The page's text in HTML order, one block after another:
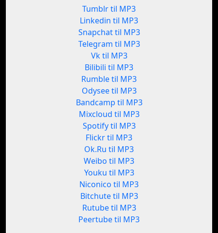
Tumblr til MP3
Linkedin til MP3
Snapchat til MP3
Telegram til MP3
Vk til MP3
Bilibili til MP3
Rumble til MP3
Odysee til MP3
Bandcamp til MP3
Mixcloud til MP3
Spotify til MP3
Flickr til MP3
Ok.Ru til MP3
Weibo til MP3
Youku til MP3
Niconico til MP3
Bitchute til MP3
Rutube til MP3
Peertube til MP3